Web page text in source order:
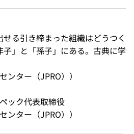
る引き締まった組織はどうつく
」と「孫子」にある。古典に学
ンター（JPRO））
ック代表取締役
ンター（JPRO））